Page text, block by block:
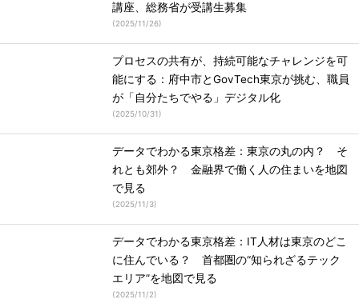
講座、総務省が受講生募集
(2025/11/26)
プロセスの共有が、持続可能なチャレンジを可
能にする：府中市とGovTech東京が挑む、職員
が「自分たちでやる」デジタル化
(2025/10/31)
データでわかる東京格差：東京の丸の内？ そ
れとも郊外？ 金融界で働く人の住まいを地図
で見る
(2025/11/3)
データでわかる東京格差：IT人材は東京のどこ
に住んでいる？ 首都圏の“知られざるテック
エリア”を地図で見る
(2025/11/2)